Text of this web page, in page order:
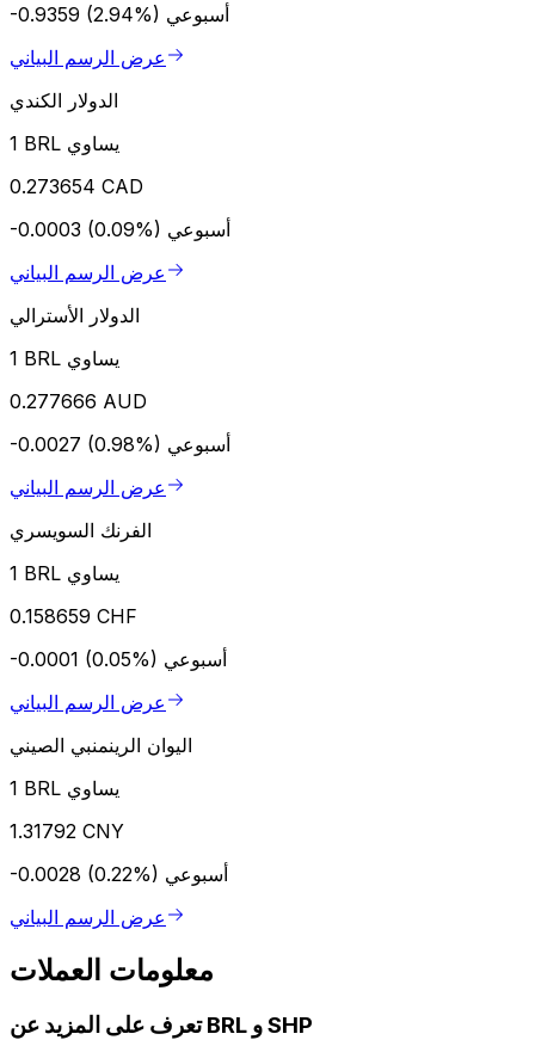
-0.9359 (2.94%) أسبوعي
عرض الرسم البياني
الدولار الكندي
1 BRL يساوي
0.273654 CAD
-0.0003 (0.09%) أسبوعي
عرض الرسم البياني
الدولار الأسترالي
1 BRL يساوي
0.277666 AUD
-0.0027 (0.98%) أسبوعي
عرض الرسم البياني
الفرنك السويسري
1 BRL يساوي
0.158659 CHF
-0.0001 (0.05%) أسبوعي
عرض الرسم البياني
اليوان الرينمنبي الصيني
1 BRL يساوي
1.31792 CNY
-0.0028 (0.22%) أسبوعي
عرض الرسم البياني
معلومات العملات
تعرف على المزيد عن BRL و SHP